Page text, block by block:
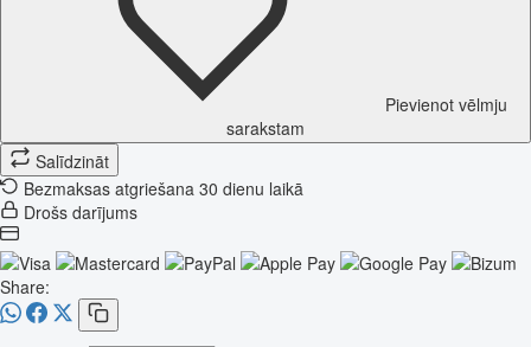
Pievienot vēlmju
sarakstam
Salīdzināt
Bezmaksas atgriešana 30 dienu laikā
Drošs darījums
Share: